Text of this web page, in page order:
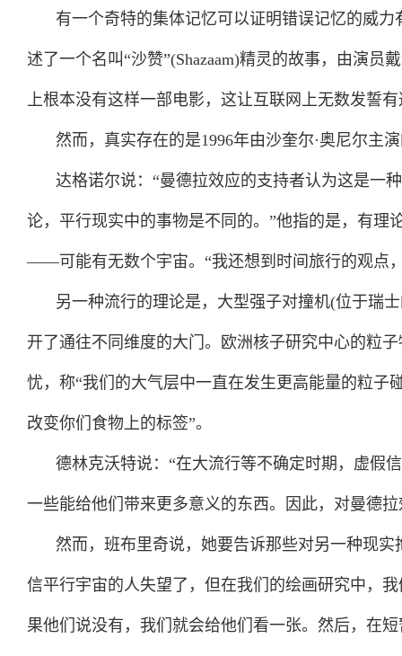
有一个奇特的集体记忆可以证明错误记忆的威
述了一个名叫“沙赞”(Shazaam)精灵的故事，由演员
上根本没有这样一部电影，这让互联网上无数发誓
然而，真实存在的是1996年由沙奎尔·奥尼尔主
达格诺尔说：“曼德拉效应的支持者认为这是一
论，平行现实中的事物是不同的。”他指的是，有
——可能有无数个宇宙。“我还想到时间旅行的观点
另一种流行的理论是，大型强子对撞机(位于瑞
开了通往不同维度的大门。欧洲核子研究中心的粒
忧，称“我们的大气层中一直在发生更高能量的粒
改变你们食物上的标签”。
德林克沃特说：“在大流行等不确定时期，虚假
一些能给他们带来更多意义的东西。因此，对曼德
然而，班布里奇说，她要告诉那些对另一种现
信平行宇宙的人失望了，但在我们的绘画研究中，
果他们说没有，我们就会给他们看一张。然后，在